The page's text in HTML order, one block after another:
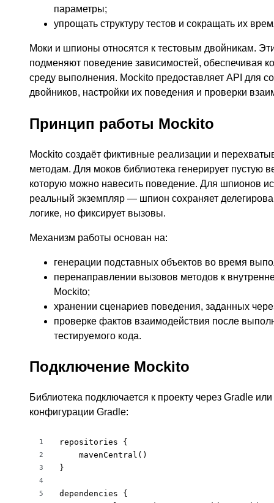
параметры;
упрощать структуру тестов и сокращать их
Моки и шпионы относятся к тестовым двойникам.
подменяют поведение зависимостей, обеспечивая
среду выполнения. Mockito предоставляет API для
двойников, настройки их поведения и проверки
Принцип работы Mockito
Mockito создаёт фиктивные реализации и
методам. Для моков библиотека генерирует пустую
которую можно навесить поведение. Для шпионов
реальный экземпляр — шпион сохраняет
логике, но фиксирует вызовы.
Механизм работы основан на:
генерации подставных объектов во время
перенаправлении вызовов методов к
Mockito;
хранении сценариев поведения, заданных
проверке фактов взаимодействия после
тестируемого кода.
Подключение Mockito
Библиотека подключается к проекту через Gradle
конфигурации Gradle:
1
2
3
4
5
repositories {
    mavenCentral()
}
dependencies {